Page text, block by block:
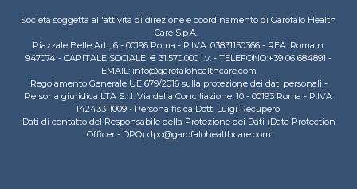
Società soggetta all'attività di direzione e coordinamento di Garofalo Health
Care S.p.A.
Piazzale Belle Arti, 6 - 00196 Roma - P.IVA: 03831150366 - REA: Roma n.
947074 - CAPITALE SOCIALE: € 31.570.000 i.v. - TELEFONO:+39 06 684891 -
EMAIL: info@garofalohealthcare.com
Regolamento Generale UE 679/2016 sulla protezione dei dati personali -
Persona giuridica LTA S.r.l. Via della Conciliazione, 10 - 00193 Roma - P.IVA
14243311009 - Persona fisica Dott. Luigi Recupero
Dati di contatto del Responsabile della Protezione dei Dati (Data Protection
Officer - DPO) dpo@garofalohealthcare.com